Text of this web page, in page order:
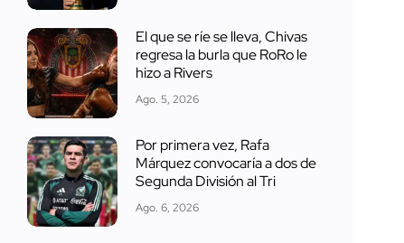
El que se ríe se lleva, Chivas
regresa la burla que RoRo le
hizo a Rivers
Ago. 5, 2026
Por primera vez, Rafa
Márquez convocaría a dos de
Segunda División al Tri
Ago. 6, 2026